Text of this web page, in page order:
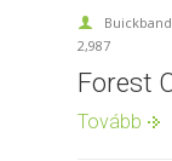
2,987
Forest
Tovább